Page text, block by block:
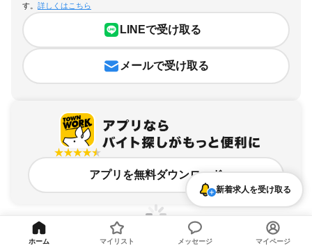
す。 詳しくはこちら
LINEで受け取る
メールで受け取る
アプリを無料ダウンロード
新着求人を受け取る
ホーム マイリスト メッセージ マイページ